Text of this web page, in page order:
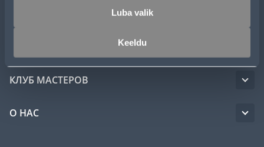
Luba valik
Keeldu
ОБСЛУЖИВАНИЕ ЧАСТНЫХ КЛИЕНТОВ
КЛУБ МАСТЕРОВ
О НАС